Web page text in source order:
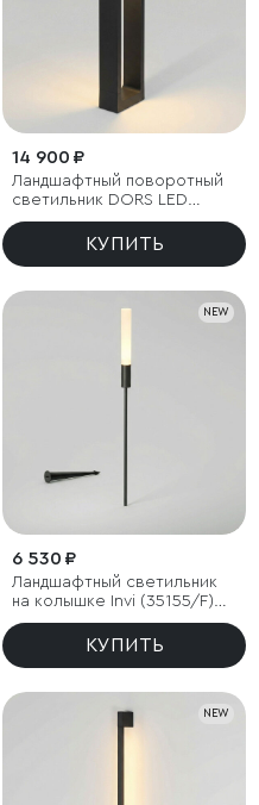
14 900 ₽
Ландшафтный поворотный
светильник DORS LED
3000K IP54
КУПИТЬ
NEW
6 530 ₽
Ландшафтный светильник
на колышке Invi (35155/F)
3000K черный
КУПИТЬ
NEW